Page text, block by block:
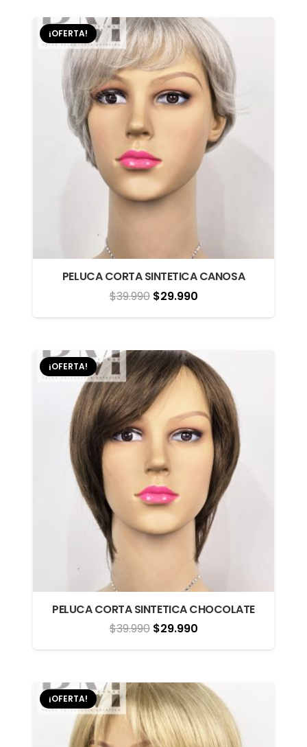
era:
$39.990.
es:
$29.990.
¡OFERTA!
PELUCA CORTA SINTETICA CANOSA
$39.990 El
precio
era:
$39.990.
$29.990El
precio
es:
$29.990.
¡OFERTA!
PELUCA CORTA SINTETICA CHOCOLATE
$39.990 El
precio
era:
$39.990.
$29.990El
precio
es:
$29.990.
¡OFERTA!